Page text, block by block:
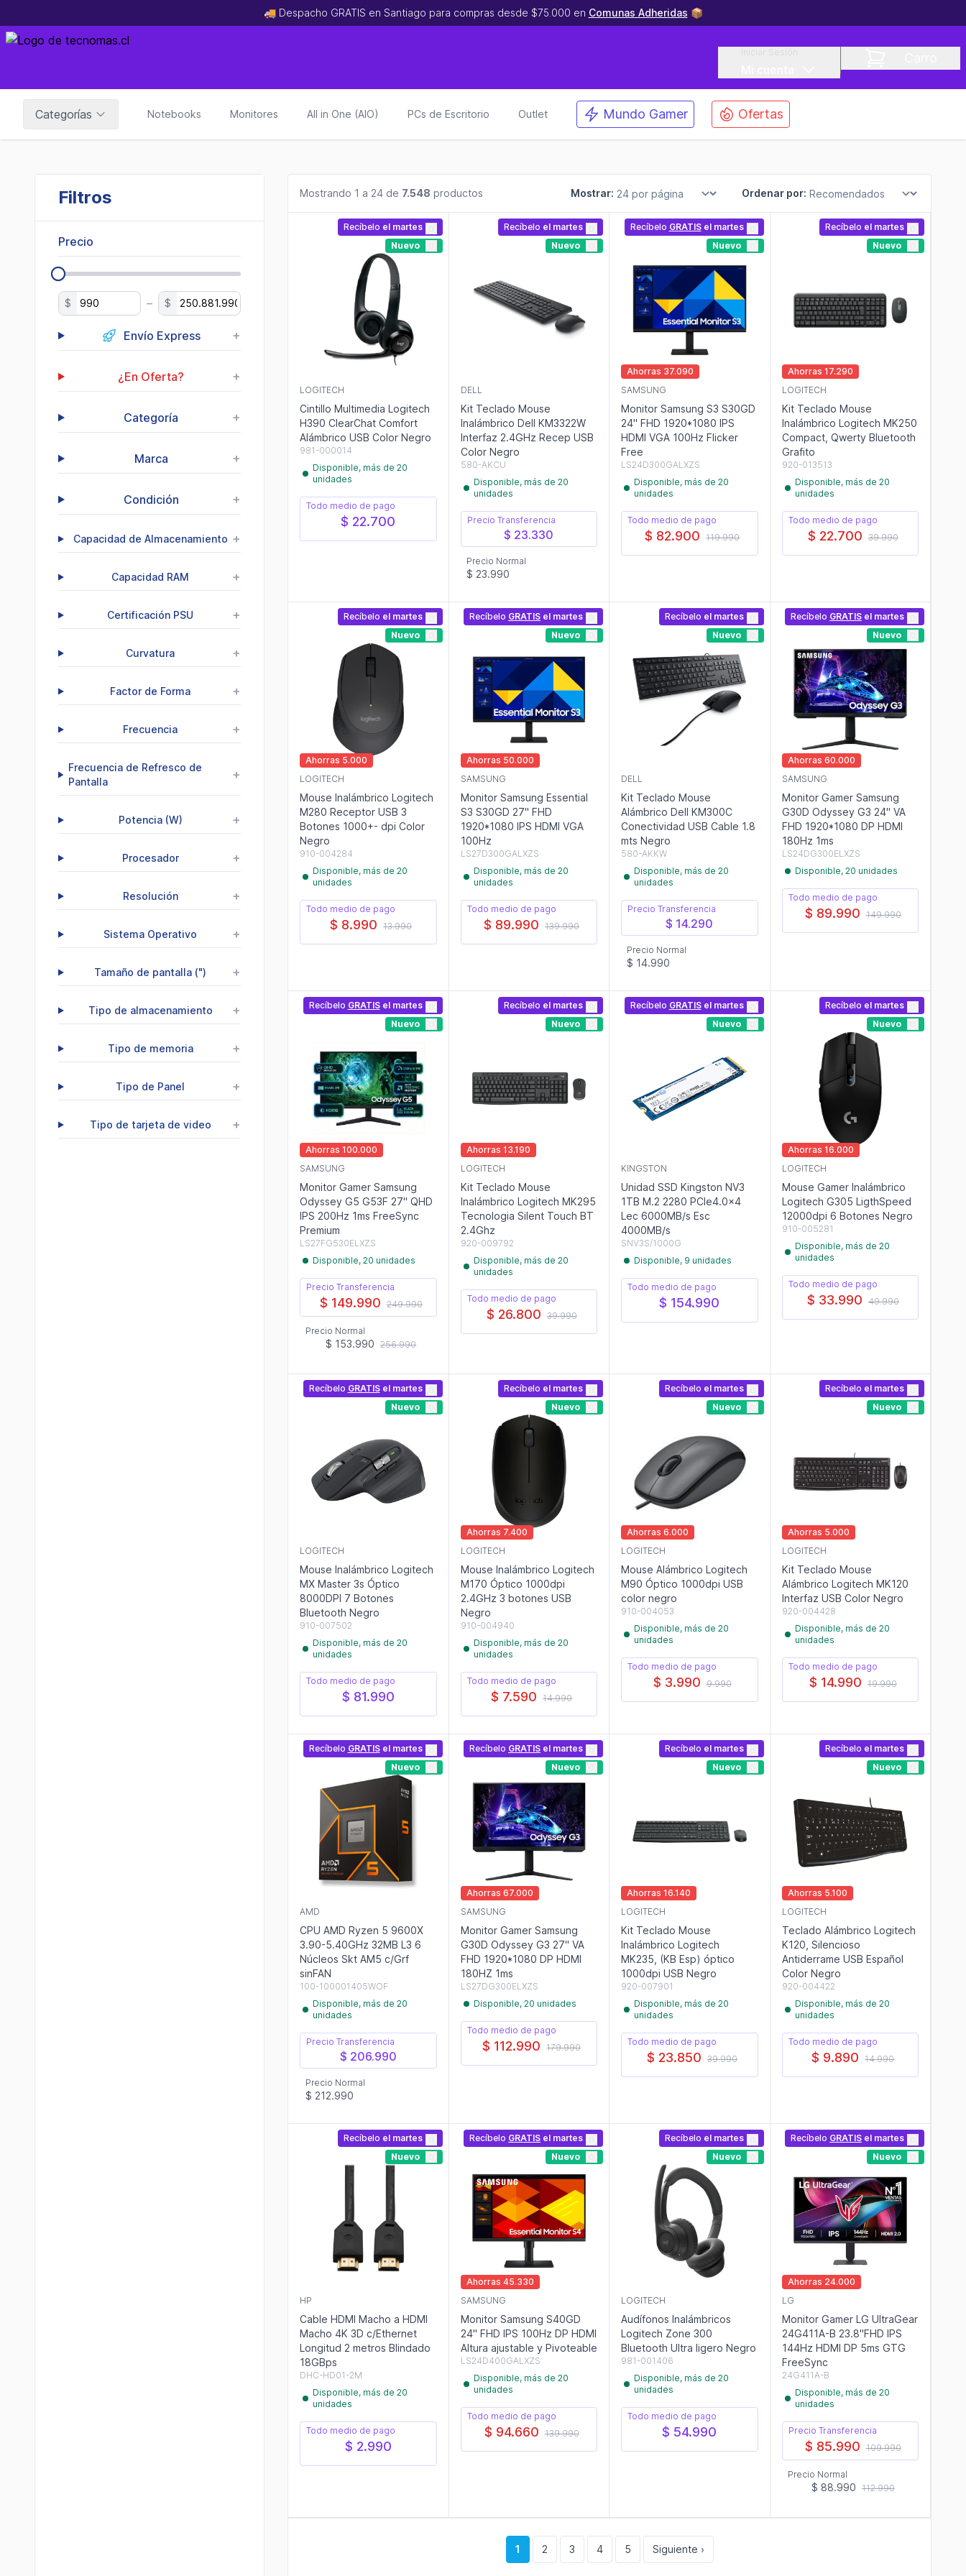
🚚 Despacho GRATIS en Santiago para compras desde $75.000 en Comunas Adheridas 📦
Categorías Notebooks Monitores All in One (AIO) PCs de Escritorio Outlet Mundo Gamer Ofertas
Filtros
Precio
$ – $
Envío Express +
¿En Oferta? +
Categoría +
Marca +
Condición +
Capacidad de Almacenamiento +
Capacidad RAM +
Certificación PSU +
Curvatura +
Factor de Forma +
Frecuencia +
Frecuencia de Refresco de
Pantalla
+
Potencia (W) +
Procesador +
Resolución +
Sistema Operativo +
Tamaño de pantalla (") +
Tipo de almacenamiento +
Tipo de memoria +
Tipo de Panel +
Tipo de tarjeta de video +
Mostrando 1 a 24 de 7.548 productos Mostrar: Ordenar por:
Recíbelo el martes
Nuevo
LOGITECH
Cintillo Multimedia Logitech
H390 ClearChat Comfort
Alámbrico USB Color Negro
981-000014
Disponible, más de 20
unidades
Todo medio de pago
$ 22.700
Recíbelo el martes
Nuevo
DELL
Kit Teclado Mouse
Inalámbrico Dell KM3322W
Interfaz 2.4GHz Recep USB
Color Negro
580-AKCU
Disponible, más de 20
unidades
Precio Transferencia
$ 23.330
Precio Normal
$ 23.990
Recíbelo GRATISel martes
Nuevo
Ahorras 37.090
SAMSUNG
Monitor Samsung S3 S30GD
24" FHD 1920*1080 IPS
HDMI VGA 100Hz Flicker
Free
LS24D300GALXZS
Disponible, más de 20
unidades
Todo medio de pago
$ 82.900 119.990
Recíbelo el martes
Nuevo
Ahorras 17.290
LOGITECH
Kit Teclado Mouse
Inalámbrico Logitech MK250
Compact, Qwerty Bluetooth
Grafito
920-013513
Disponible, más de 20
unidades
Todo medio de pago
$ 22.700 39.990
Recíbelo el martes
Nuevo
Ahorras 5.000
LOGITECH
Mouse Inalámbrico Logitech
M280 Receptor USB 3
Botones 1000+- dpi Color
Negro
910-004284
Disponible, más de 20
unidades
Todo medio de pago
$ 8.990 13.990
Recíbelo GRATIS el martes
Nuevo
Ahorras 50.000
SAMSUNG
Monitor Samsung Essential
S3 S30GD 27" FHD
1920*1080 IPS HDMI VGA
100Hz
LS27D300GALXZS
Disponible, más de 20
unidades
Todo medio de pago
$ 89.990 139.990
Recíbelo el martes
Nuevo
DELL
Kit Teclado Mouse
Alámbrico Dell KM300C
Conectividad USB Cable 1.8
mts Negro
580-AKKW
Disponible, más de 20
unidades
Precio Transferencia
$ 14.290
Precio Normal
$ 14.990
Recíbelo GRATIS el martes
Nuevo
Ahorras 60.000
SAMSUNG
Monitor Gamer Samsung
G30D Odyssey G3 24" VA
FHD 1920*1080 DP HDMI
180Hz 1ms
LS24DG300ELXZS
Disponible, 20 unidades
Todo medio de pago
$ 89.990 149.990
Recíbelo GRATISel martes
Nuevo
Ahorras 100.000
SAMSUNG
Monitor Gamer Samsung
Odyssey G5 G53F 27" QHD
IPS 200Hz 1ms FreeSync
Premium
LS27FG530ELXZS
Disponible, 20 unidades
Precio Transferencia
$ 149.990 249.990
Precio Normal
$ 153.990 256.990
Recíbelo el martes
Nuevo
Ahorras 13.190
LOGITECH
Kit Teclado Mouse
Inalámbrico Logitech MK295
Tecnologia Silent Touch BT
2.4Ghz
920-009792
Disponible, más de 20
unidades
Todo medio de pago
$ 26.800 39.990
Recíbelo GRATISel martes
Nuevo
KINGSTON
Unidad SSD Kingston NV3
1TB M.2 2280 PCIe4.0x4
Lec 6000MB/s Esc
4000MB/s
SNV3S/1000G
Disponible, 9 unidades
Todo medio de pago
$ 154.990
Recíbelo el martes
Nuevo
Ahorras 16.000
LOGITECH
Mouse Gamer Inalámbrico
Logitech G305 LigthSpeed
12000dpi 6 Botones Negro
910-005281
Disponible, más de 20
unidades
Todo medio de pago
$ 33.990 49.990
Recíbelo GRATISel martes
Nuevo
LOGITECH
Mouse Inalámbrico Logitech
MX Master 3s Óptico
8000DPI 7 Botones
Bluetooth Negro
910-007502
Disponible, más de 20
unidades
Todo medio de pago
$ 81.990
Recíbelo el martes
Nuevo
Ahorras 7.400
LOGITECH
Mouse Inalámbrico Logitech
M170 Óptico 1000dpi
2.4GHz 3 botones USB
Negro
910-004940
Disponible, más de 20
unidades
Todo medio de pago
$ 7.590 14.990
Recíbelo el martes
Nuevo
Ahorras 6.000
LOGITECH
Mouse Alámbrico Logitech
M90 Óptico 1000dpi USB
color negro
910-004053
Disponible, más de 20
unidades
Todo medio de pago
$ 3.990 9.990
Recíbelo el martes
Nuevo
Ahorras 5.000
LOGITECH
Kit Teclado Mouse
Alámbrico Logitech MK120
Interfaz USB Color Negro
920-004428
Disponible, más de 20
unidades
Todo medio de pago
$ 14.990 19.990
Recíbelo GRATISel martes
Nuevo
AMD
CPU AMD Ryzen 5 9600X
3.90-5.40GHz 32MB L3 6
Núcleos Skt AM5 c/Grf
sinFAN
100-100001405WOF
Disponible, más de 20
unidades
Precio Transferencia
$ 206.990
Precio Normal
$ 212.990
Recíbelo GRATIS el martes
Nuevo
Ahorras 67.000
SAMSUNG
Monitor Gamer Samsung
G30D Odyssey G3 27" VA
FHD 1920*1080 DP HDMI
180HZ 1ms
LS27DG300ELXZS
Disponible, 20 unidades
Todo medio de pago
$ 112.990 179.990
Recíbelo el martes
Nuevo
Ahorras 16.140
LOGITECH
Kit Teclado Mouse
Inalámbrico Logitech
MK235, (KB Esp) óptico
1000dpi USB Negro
920-007901
Disponible, más de 20
unidades
Todo medio de pago
$ 23.850 39.990
Recíbelo el martes
Nuevo
Ahorras 5.100
LOGITECH
Teclado Alámbrico Logitech
K120, Silencioso
Antiderrame USB Español
Color Negro
920-004422
Disponible, más de 20
unidades
Todo medio de pago
$ 9.890 14.990
Recíbelo el martes
Nuevo
HP
Cable HDMI Macho a HDMI
Macho 4K 3D c/Ethernet
Longitud 2 metros Blindado
18GBps
DHC-HD01-2M
Disponible, más de 20
unidades
Todo medio de pago
$ 2.990
Recíbelo GRATIS el martes
Nuevo
Ahorras 45.330
SAMSUNG
Monitor Samsung S40GD
24" FHD IPS 100Hz DP HDMI
Altura ajustable y Pivoteable
LS24D400GALXZS
Disponible, más de 20
unidades
Todo medio de pago
$ 94.660 139.990
Recíbelo el martes
Nuevo
LOGITECH
Audífonos Inalámbricos
Logitech Zone 300
Bluetooth Ultra ligero Negro
981-001406
Disponible, más de 20
unidades
Todo medio de pago
$ 54.990
Recíbelo GRATIS el martes
Nuevo
Ahorras 24.000
LG
Monitor Gamer LG UltraGear
24G411A-B 23.8"FHD IPS
144Hz HDMI DP 5ms GTG
FreeSync
24G411A-B
Disponible, más de 20
unidades
Precio Transferencia
$ 85.990 109.990
Precio Normal
$ 88.990 112.990
1 2 3 4 5 Siguiente ›